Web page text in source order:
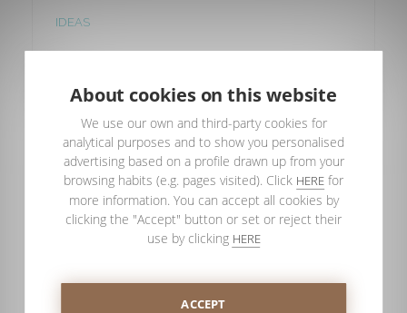
IDEAS
About cookies on this website
We use our own and third-party cookies for
analytical purposes and to show you personalised
advertising based on a profile drawn up from your
browsing habits (e.g. pages visited). Click HERE for
more information. You can accept all cookies by
clicking the "Accept" button or set or reject their
use by clicking HERE
ACCEPT